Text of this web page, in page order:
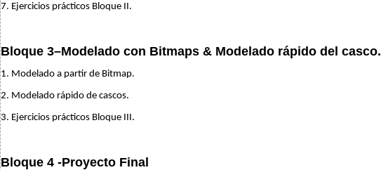
7. Ejercicios prácticos Bloque II.
Bloque 3–Modelado con Bitmaps & Modelado rápido del casco.
1. Modelado a partir de Bitmap.
2. Modelado rápido de cascos.
3. Ejercicios prácticos Bloque III.
Bloque 4 -Proyecto Final